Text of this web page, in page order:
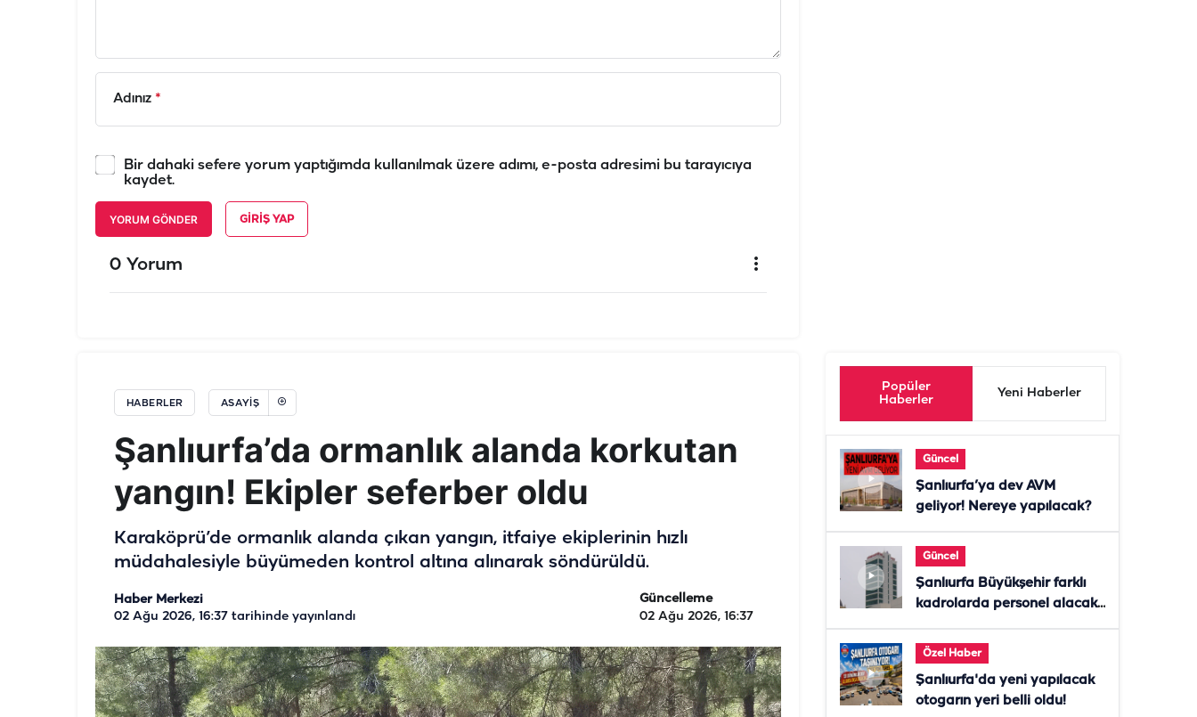
Adınız *
Bir dahaki sefere yorum yaptığımda kullanılmak üzere adımı, e-posta adresimi bu tarayıcıya
kaydet.
YORUM GÖNDER GIRIŞ YAP
0 Yorum
HABERLER ASAYIŞ
Şanlıurfa’da ormanlık alanda korkutan
yangın! Ekipler seferber oldu
Karaköprü’de ormanlık alanda çıkan yangın, itfaiye ekiplerinin hızlı
müdahalesiyle büyümeden kontrol altına alınarak söndürüldü.
Haber Merkezi
02 Ağu 2026, 16:37 tarihinde yayınlandı
Güncelleme
02 Ağu 2026, 16:37
Popüler
Haberler
Yeni Haberler
Güncel
Şanlıurfa’ya dev AVM
geliyor! Nereye yapılacak?
Güncel
Şanlıurfa Büyükşehir farklı
kadrolarda personel alacak!
Özel Haber
Şanlıurfa'da yeni yapılacak
otogarın yeri belli oldu!